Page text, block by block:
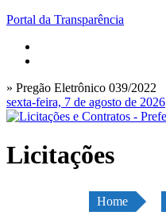
Portal da Transparência
» Pregão Eletrônico 039/2022
sexta-feira, 7 de agosto de 2026
Licitações
Home